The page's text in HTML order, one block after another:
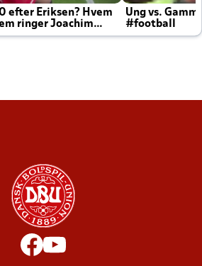
efter Eriksen? Hvem
ringer Joachim
Ung vs.
#football